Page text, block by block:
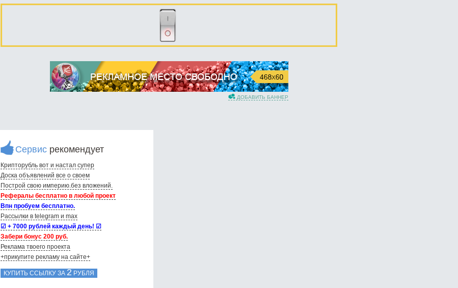
ДОБАВИТЬ БАННЕР
Сервис рекомендует
Крипторубль вот и настал супер
Доска объявлений вce о своем
Построй свою империю.без вложений.
Рефералы бесплатно в любой проект
Впн пробуем бесплатно.
Рассылки в telegram и max
☑ + 7000 рублей каждый день! ☑
Забери бонус 200 руб.
Реклама твоего проекта
+прикупите рекламу на сайте+
КУПИТЬ ССЫЛКУ ЗА 2 РУБЛЯ